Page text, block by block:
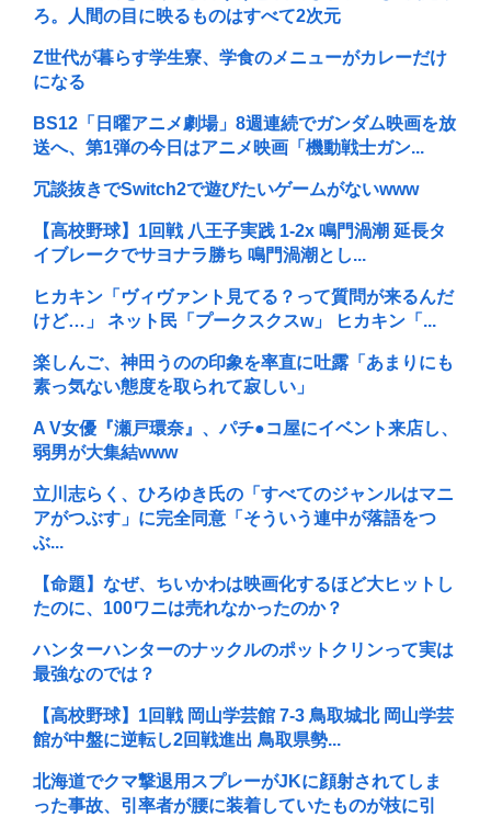
ろ。人間の目に映るものはすべて2次元
Z世代が暮らす学生寮、学食のメニューがカレーだけ
になる
BS12「日曜アニメ劇場」8週連続でガンダム映画を放
送へ、第1弾の今日はアニメ映画「機動戦士ガン...
冗談抜きでSwitch2で遊びたいゲームがないwww
【高校野球】1回戦 八王子実践 1-2x 鳴門渦潮 延長タ
イブレークでサヨナラ勝ち 鳴門渦潮とし...
ヒカキン「ヴィヴァント見てる？って質問が来るんだ
けど…」 ネット民「プークスクスw」 ヒカキン「...
楽しんご、神田うのの印象を率直に吐露「あまりにも
素っ気ない態度を取られて寂しい」
A V女優『瀬戸環奈』、パチ●コ屋にイベント来店し、
弱男が大集結www
立川志らく、ひろゆき氏の「すべてのジャンルはマニ
アがつぶす」に完全同意「そういう連中が落語をつ
ぶ...
【命題】なぜ、ちいかわは映画化するほど大ヒットし
たのに、100ワニは売れなかったのか？
ハンターハンターのナックルのポットクリンって実は
最強なのでは？
【高校野球】1回戦 岡山学芸館 7-3 鳥取城北 岡山学芸
館が中盤に逆転し2回戦進出 鳥取県勢...
北海道でクマ撃退用スプレーがJKに顔射されてしま
った事故、引率者が腰に装着していたものが枝に引